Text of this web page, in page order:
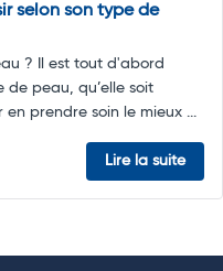
selon son type de
? Il est tout d'abord
de peau, qu’elle soit
en prendre soin le mieux ...
Lire la suite